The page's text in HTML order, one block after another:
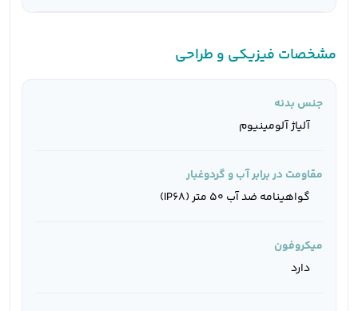
مشخصات فیزیکی و طراحی
جنس بدنه
آلیاژ آلومینیوم
مقاومت در برابر آب و گردوغبار
گواهینامه ضد آب 50 متر (IP68)
میکروفون
دارد